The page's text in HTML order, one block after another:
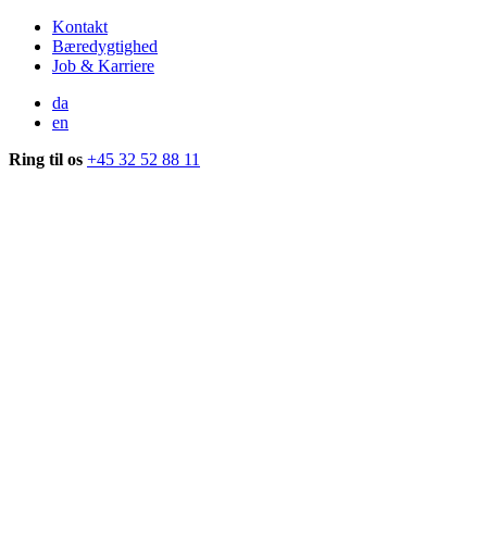
Kontakt
Bæredygtighed
Job & Karriere
da
en
Ring til os +45 32 52 88 11